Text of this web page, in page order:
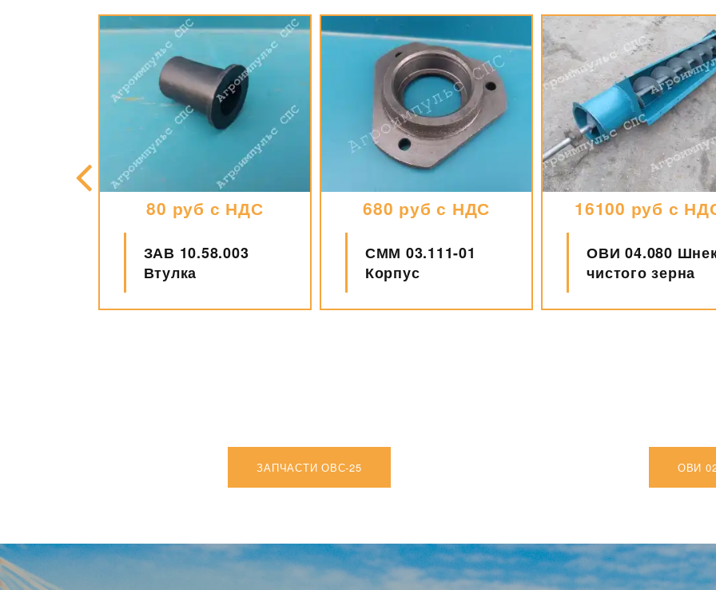
80 руб с НДС
ЗАВ 10.58.003
Втулка
680 руб с НДС
СММ 03.111-01
Корпус
16100 руб с
ОВИ 04.080
чистого зерна
ЗАПЧАСТИ ОВС-25 ОВИ